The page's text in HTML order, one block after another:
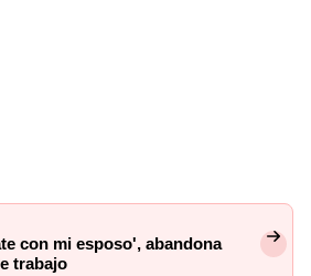
con mi esposo', abandona
trabajo